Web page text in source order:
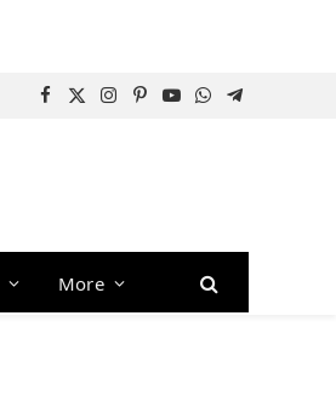
Facebook
X
Instagram
Pinterest
YouTube
WhatsApp
Telegram
More